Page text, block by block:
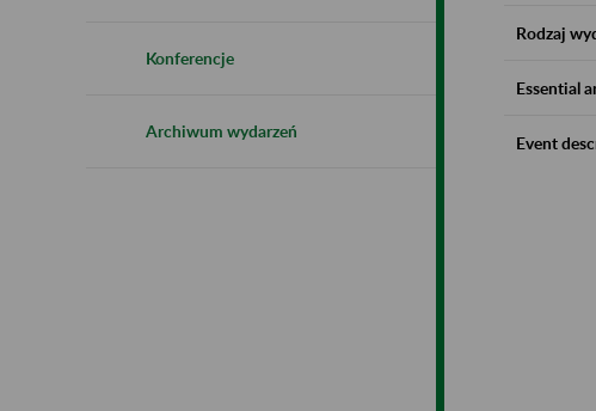
Konferencje
Archiwum wydarzeń
Rodzaj
Essential
Event